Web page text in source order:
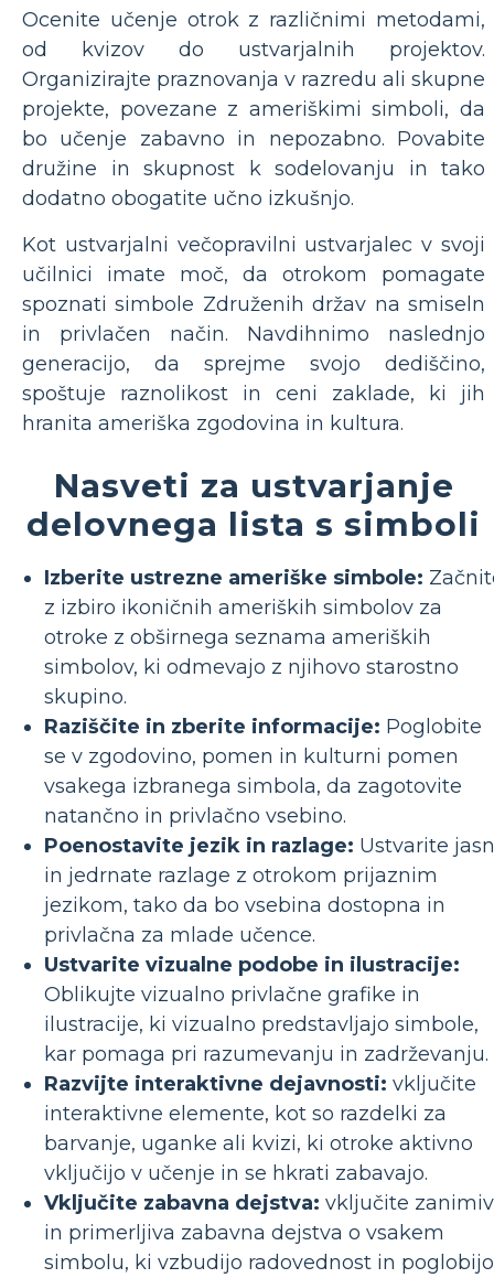
Ocenite učenje otrok z različnimi metodami,
od kvizov do ustvarjalnih projektov.
Organizirajte praznovanja v razredu ali skupne
projekte, povezane z ameriškimi simboli, da
bo učenje zabavno in nepozabno. Povabite
družine in skupnost k sodelovanju in tako
dodatno obogatite učno izkušnjo.
Kot ustvarjalni večopravilni ustvarjalec v svoji
učilnici imate moč, da otrokom pomagate
spoznati simbole Združenih držav na smiseln
in privlačen način. Navdihnimo naslednjo
generacijo, da sprejme svojo dediščino,
spoštuje raznolikost in ceni zaklade, ki jih
hranita ameriška zgodovina in kultura.
Nasveti za ustvarjanje
delovnega lista s simboli
Izberite ustrezne ameriške simbole:
z izbiro ikoničnih ameriških simbolov za
otroke z obširnega seznama ameriških
simbolov, ki odmevajo z njihovo starostno
skupino.
Raziščite in zberite informacije: Poglobite
se v zgodovino, pomen in kulturni pomen
vsakega izbranega simbola, da zagotovite
natančno in privlačno vsebino.
Poenostavite jezik in razlage: Ustvarite
in jedrnate razlage z otrokom prijaznim
jezikom, tako da bo vsebina dostopna in
privlačna za mlade učence.
Ustvarite vizualne podobe in ilustracije:
Oblikujte vizualno privlačne grafike in
ilustracije, ki vizualno predstavljajo simbole,
kar pomaga pri razumevanju in zadrževanju.
Razvijte interaktivne dejavnosti: vključite
interaktivne elemente, kot so razdelki za
barvanje, uganke ali kvizi, ki otroke aktivno
vključijo v učenje in se hkrati zabavajo.
Vključite zabavna dejstva: vključite
in primerljiva zabavna dejstva o vsakem
simbolu, ki vzbudijo radovednost in poglobijo